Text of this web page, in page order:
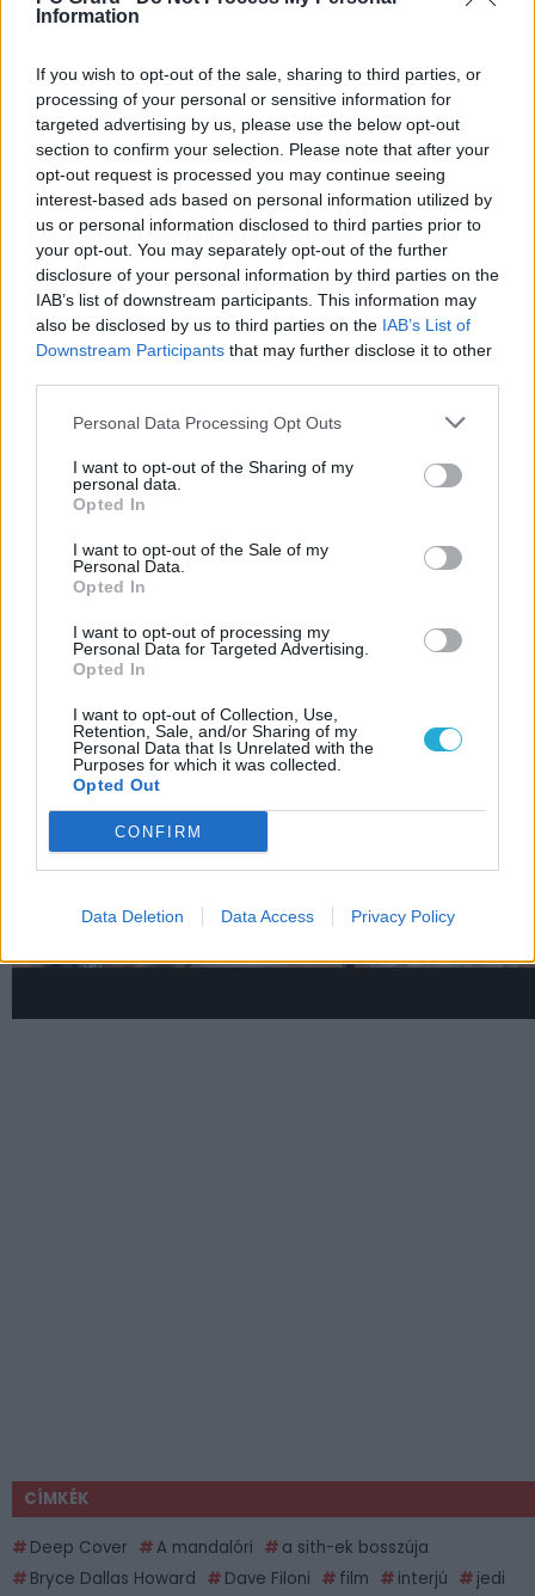
Information
If you wish to opt-out of the sale, sharing to third parties, or
processing of your personal or sensitive information for
targeted advertising by us, please use the below opt-out
section to confirm your selection. Please note that after your
opt-out request is processed you may continue seeing
interest-based ads based on personal information utilized by
us or personal information disclosed to third parties prior to
your opt-out. You may separately opt-out of the further
disclosure of your personal information by third parties on the
IAB’s list of downstream participants. This information may
also be disclosed by us to third parties on the IAB’s List of
Downstream Participants that may further disclose it to other
Personal Data Processing Opt Outs
I want to opt-out of the Sharing of my
personal data.
Opted In
I want to opt-out of the Sale of my
Personal Data.
Opted In
I want to opt-out of processing my
Personal Data for Targeted Advertising.
Opted In
I want to opt-out of Collection, Use,
Retention, Sale, and/or Sharing of my
Personal Data that Is Unrelated with the
Purposes for which it was collected.
Opted Out
CONFIRM
Data Deletion Data Access Privacy Policy
StarWars.com
Szerző:LeEcoBo
Dátum:2025.06.16 11:00
Csapd be az AI-t! Állítsd be itt, hogy a PC
Guru tartalmairól véletlenül se maradj le
a Google-ben.
KAPCSOLÓDÓ HÍREK
Samuel L. Jackson visszatérne Windu
mesterként
Mace Windu él és virul, állítja a Jedi
Sejtheted, hogy az Andor miatt melyik
Star Wars-film népszerűsége lőtt ki
LEGFRISSEBB VIDEÓNK
CÍMKÉK
Deep Cover A mandalóri
a sith-ek bosszúja
Bryce Dallas Howard
Dave Filoni film interjú
jedi